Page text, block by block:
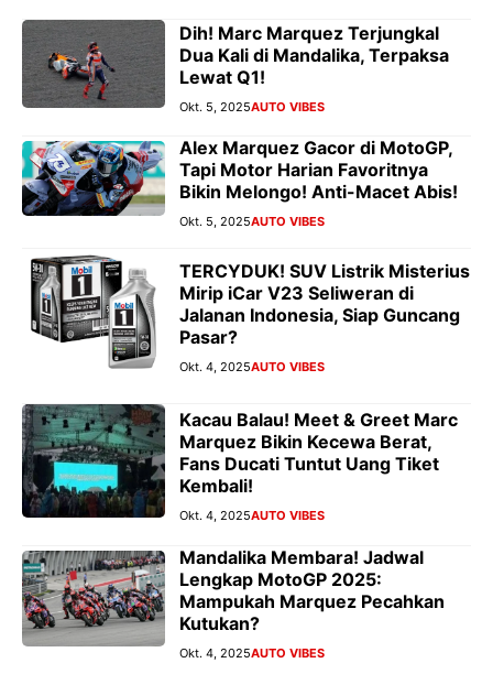
Dih! Marc Marquez Terjungkal
Dua Kali di Mandalika, Terpaksa
Lewat Q1!
Okt. 5, 2025AUTO VIBES
Alex Marquez Gacor di MotoGP,
Tapi Motor Harian Favoritnya
Bikin Melongo! Anti-Macet Abis!
Okt. 5, 2025AUTO VIBES
TERCYDUK! SUV Listrik Misterius
Mirip iCar V23 Seliweran di
Jalanan Indonesia, Siap Guncang
Pasar?
Okt. 4, 2025AUTO VIBES
Kacau Balau! Meet & Greet Marc
Marquez Bikin Kecewa Berat,
Fans Ducati Tuntut Uang Tiket
Kembali!
Okt. 4, 2025AUTO VIBES
Mandalika Membara! Jadwal
Lengkap MotoGP 2025:
Mampukah Marquez Pecahkan
Kutukan?
Okt. 4, 2025AUTO VIBES